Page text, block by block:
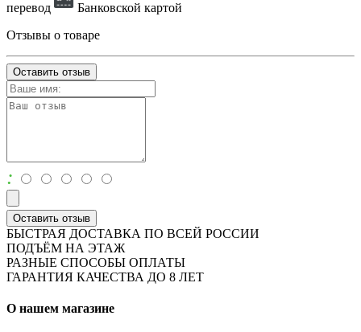
перевод
Банковской картой
Отзывы о товаре
Оставить отзыв
:
Оставить отзыв
БЫСТРАЯ ДОСТАВКА ПО ВСЕЙ РОССИИ
ПОДЪЁМ НА ЭТАЖ
РАЗНЫЕ СПОСОБЫ ОПЛАТЫ
ГАРАНТИЯ КАЧЕСТВА ДО 8 ЛЕТ
О нашем магазине